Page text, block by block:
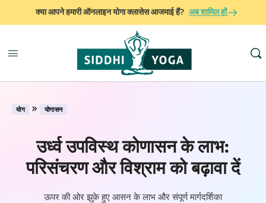
क्या आपने हमारी ऑनलाइन योगा क्लासेस आजमाई हैं? अब शामिल हों
योग » योगासन
उर्ध्व उपविस्थ कोणासन के लाभ:
परिसंचरण और विश्राम को बढ़ावा दें
ऊपर की ओर झुके हुए आसन के लाभ और संपूर्ण मार्गदर्शिका